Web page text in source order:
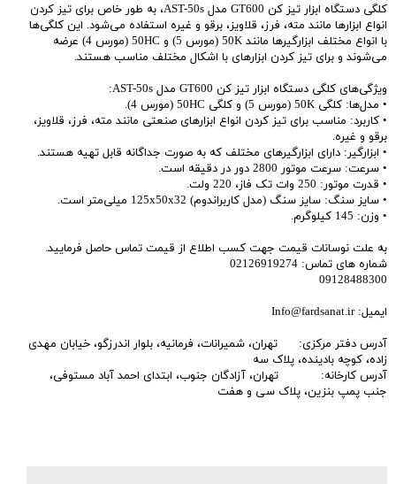
کلگی دستگاه ابزار تیز کن GT600 مدل AST-50s، به طور خاص برای تیز کردن
انواع ابزارها مانند مته، فرز، قلاویز، برقو و غیره استفاده می‌شود. این کلگی‌ها
با انواع مختلف ابزارگیرها مانند 50K (مورس 5) و 50HC (مورس 4) عرضه
می‌شوند و برای تیز کردن ابزارهای با اشکال مختلف مناسب هستند.
ویژگی‌های کلگی دستگاه ابزار تیز کن GT600 مدل AST-50s:
• مدل‌ها: کلگی 50K (مورس 5) و کلگی 50HC (مورس 4).
• کاربرد: مناسب برای تیز کردن انواع ابزارهای صنعتی مانند مته، فرز، قلاویز،
برقو و غیره.
• ابزارگیر: دارای ابزارگیرهای مختلف که به صورت جداگانه قابل تهیه هستند.
• سرعت: سرعت موتور 2800 دور در دقیقه است.
• قدرت موتور: 250 وات تک فاز، 220 ولت.
• سایز سنگ: سایز سنگ (مدل کاربراندوم) 125x50x32 میلی‌متر است.
• وزن: 145 کیلوگرم.
به علت نوسانات قیمت جهت کسب اطلاع از قیمت تماس حاصل فرمایید.
شماره های تماس: 02126919274
09128488300
ایمیل: Info@fardsanat.ir
آدرس دفتر مرکزی: تهران، شمیرانات، فرمانیه، بلوار اندرزگو، خیابان مهدی
زاده، کوچه بادینده، پلاک سه
آدرس کارخانه: تهران، آزادگان جنوب، ابتدای احمد آباد مستوفی،
جنب پمپ بنزین، پلاک سی و هفت